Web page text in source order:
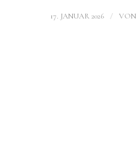
17. JANUAR 2026 / VON